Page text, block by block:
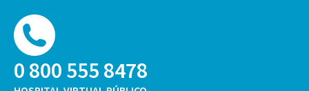
0 800 555 8478